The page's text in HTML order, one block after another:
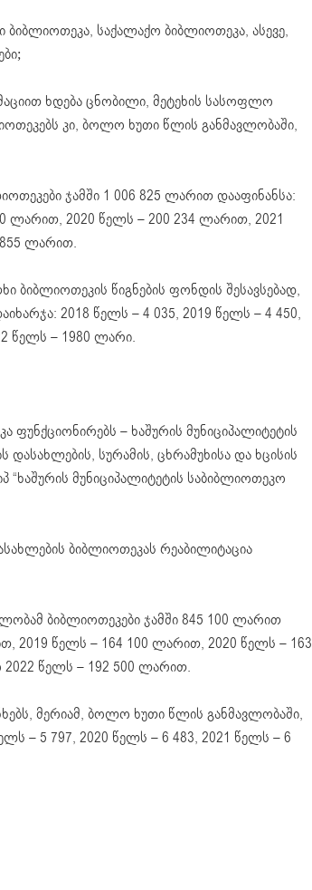
საქალაქო ბიბლიოთეკა, ასევე,
ხდება ცნობილი, მეტეხის სასოფლო
კი, ბოლო ხუთი წლის განმავლობაში,
ჯამში 1 006 825 ლარით დააფინანსა:
ლარით, 2020 წელს – 200 234 ლარით, 2021
ლარით.
ბიბლიოთეკის წიგნების ფონდის შესავსებად,
2018 წელს – 4 035, 2019 წელს – 4 450,
წელს – 1980 ლარი.
ფუნქციონირებს – ხაშურის მუნიციპალიტეტის
სურამის, ცხრამუხისა და ხცისის
მუნიციპალიტეტის საბიბლიოთეკო
ბიბლიოთეკას რეაბილიტაცია
ბიბლიოთეკები ჯამში 845 100 ლარით
2019 წელს – 164 100 ლარით, 2020 წელს – 163
წელს – 192 500 ლარით.
მერიამ, ბოლო ხუთი წლის განმავლობაში,
– 5 797, 2020 წელს – 6 483, 2021 წელს – 6